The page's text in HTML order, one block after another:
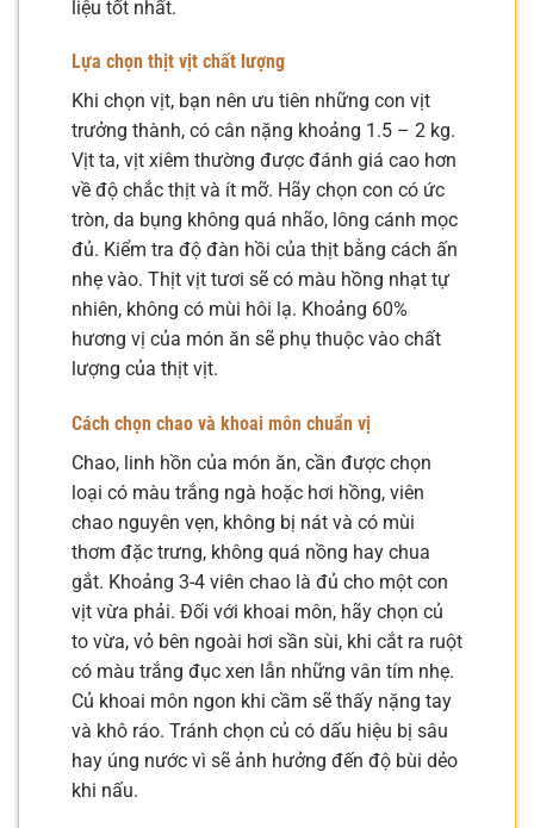
liệu tốt nhất.
Lựa chọn thịt vịt chất lượng
Khi chọn vịt, bạn nên ưu tiên những con vịt
trưởng thành, có cân nặng khoảng 1.5 – 2 kg.
Vịt ta, vịt xiêm thường được đánh giá cao hơn
về độ chắc thịt và ít mỡ. Hãy chọn con có ức
tròn, da bụng không quá nhão, lông cánh mọc
đủ. Kiểm tra độ đàn hồi của thịt bằng cách ấn
nhẹ vào. Thịt vịt tươi sẽ có màu hồng nhạt tự
nhiên, không có mùi hôi lạ. Khoảng 60%
hương vị của món ăn sẽ phụ thuộc vào chất
lượng của thịt vịt.
Cách chọn chao và khoai môn chuẩn vị
Chao, linh hồn của món ăn, cần được chọn
loại có màu trắng ngà hoặc hơi hồng, viên
chao nguyên vẹn, không bị nát và có mùi
thơm đặc trưng, không quá nồng hay chua
gắt. Khoảng 3-4 viên chao là đủ cho một con
vịt vừa phải. Đối với khoai môn, hãy chọn củ
to vừa, vỏ bên ngoài hơi sần sùi, khi cắt ra ruột
có màu trắng đục xen lẫn những vân tím nhẹ.
Củ khoai môn ngon khi cầm sẽ thấy nặng tay
và khô ráo. Tránh chọn củ có dấu hiệu bị sâu
hay úng nước vì sẽ ảnh hưởng đến độ bùi dẻo
khi nấu.